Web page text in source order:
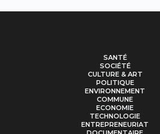
SANTÉ
SOCIÉTÉ
CULTURE & ART
POLITIQUE
ENVIRONNEMENT
COMMUNE
ECONOMIE
TECHNOLOGIE
ENTREPRENEURIAT